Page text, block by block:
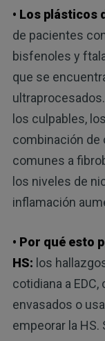
• Los plásticos
de pacientes
bisfenoles y
que se
los culpables,
combinación
comunes a
los niveles de
inflamación
• Por qué esto
HS: los
cotidiana a
envasados ​​o
empeorar la